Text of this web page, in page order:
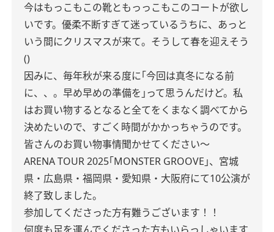
今はもっこもこの靴ともっっこもこのコートが欲し
いです。優柔不断すぎて迷っているうちに、あっと
いう間にクリスマスが来て。そうして春を迎えそう
()
因みに、毎年秋が来る度に｢今回は真冬になる前
に、、。早め早めの準備を｣って思うんだけど。私
はお買い物するとなると全てをくまなく調べてから
決めたいので、すごく時間がかかっちゃうのです。
皆さんのお買い物事情聞かせてください〜
ARENA TOUR 2025｢MONSTER GROOVE｣、宮城
県・広島県・福岡県・愛知県・大阪府にて10公演が
終了致しました。
参加してくださった方有難うございます！！